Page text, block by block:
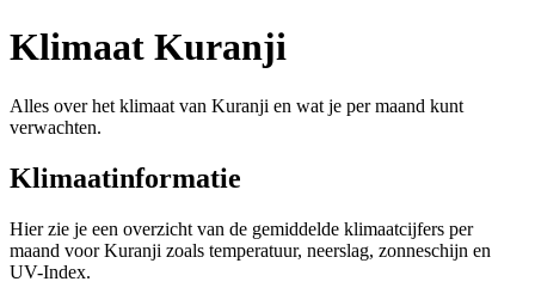
Klimaat Kuranji
Alles over het klimaat van Kuranji en wat je per maand kunt
verwachten.
Klimaatinformatie
Hier zie je een overzicht van de gemiddelde klimaatcijfers per
maand voor Kuranji zoals temperatuur, neerslag, zonneschijn en
UV-Index.